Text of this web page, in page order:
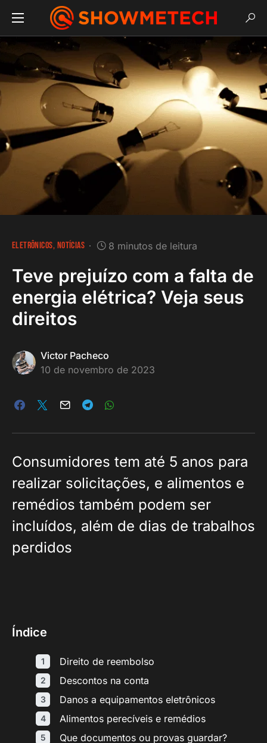
ELETRÔNICOS NOTÍCIAS 8 minutos de leitura
Teve prejuízo com a falta de
energia elétrica? Veja seus
direitos
Victor Pacheco
10 de novembro de 2023
Consumidores tem até 5 anos para
realizar solicitações, e alimentos e
remédios também podem ser
incluídos, além de dias de trabalhos
perdidos
Índice
Direito de reembolso
Descontos na conta
Danos a equipamentos eletrônicos
Alimentos perecíveis e remédios
Que documentos ou provas guardar?